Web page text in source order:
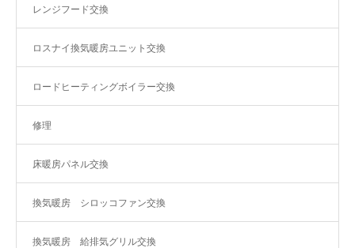
レンジフード交換
ロスナイ換気暖房ユニット交換
ロードヒーティングボイラー交換
修理
床暖房パネル交換
換気暖房 シロッコファン交換
換気暖房 給排気グリル交換